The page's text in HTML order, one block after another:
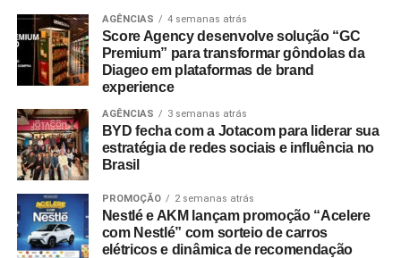
destaca Roberto Saheli, CEOda Ourolux.
AGÊNCIAS 4 semanas atrás
Score Agency desenvolve solução “GC
Premium” para transformar gôndolas da
Diageo em plataformas de brand
experience
AGÊNCIAS 3 semanas atrás
BYD fecha com a Jotacom para liderar sua
estratégia de redes sociais e influência no
Brasil
PROMOÇÃO 2 semanas atrás
Nestlé e AKM lançam promoção “Acelere
com Nestlé” com sorteio de carros
elétricos e dinâmica de recomendação